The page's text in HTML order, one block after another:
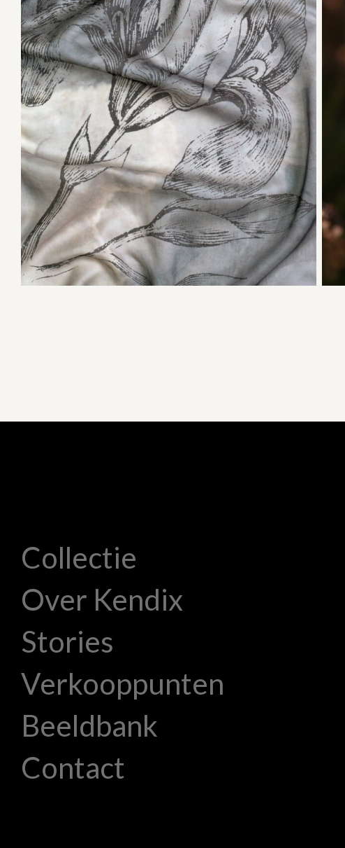
Collectie
Over Kendix
Stories
Verkooppunten
Beeldbank
Contact